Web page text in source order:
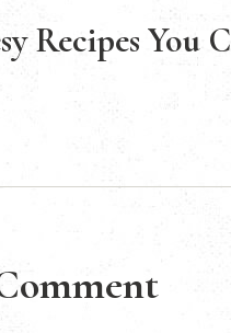
Recipes You